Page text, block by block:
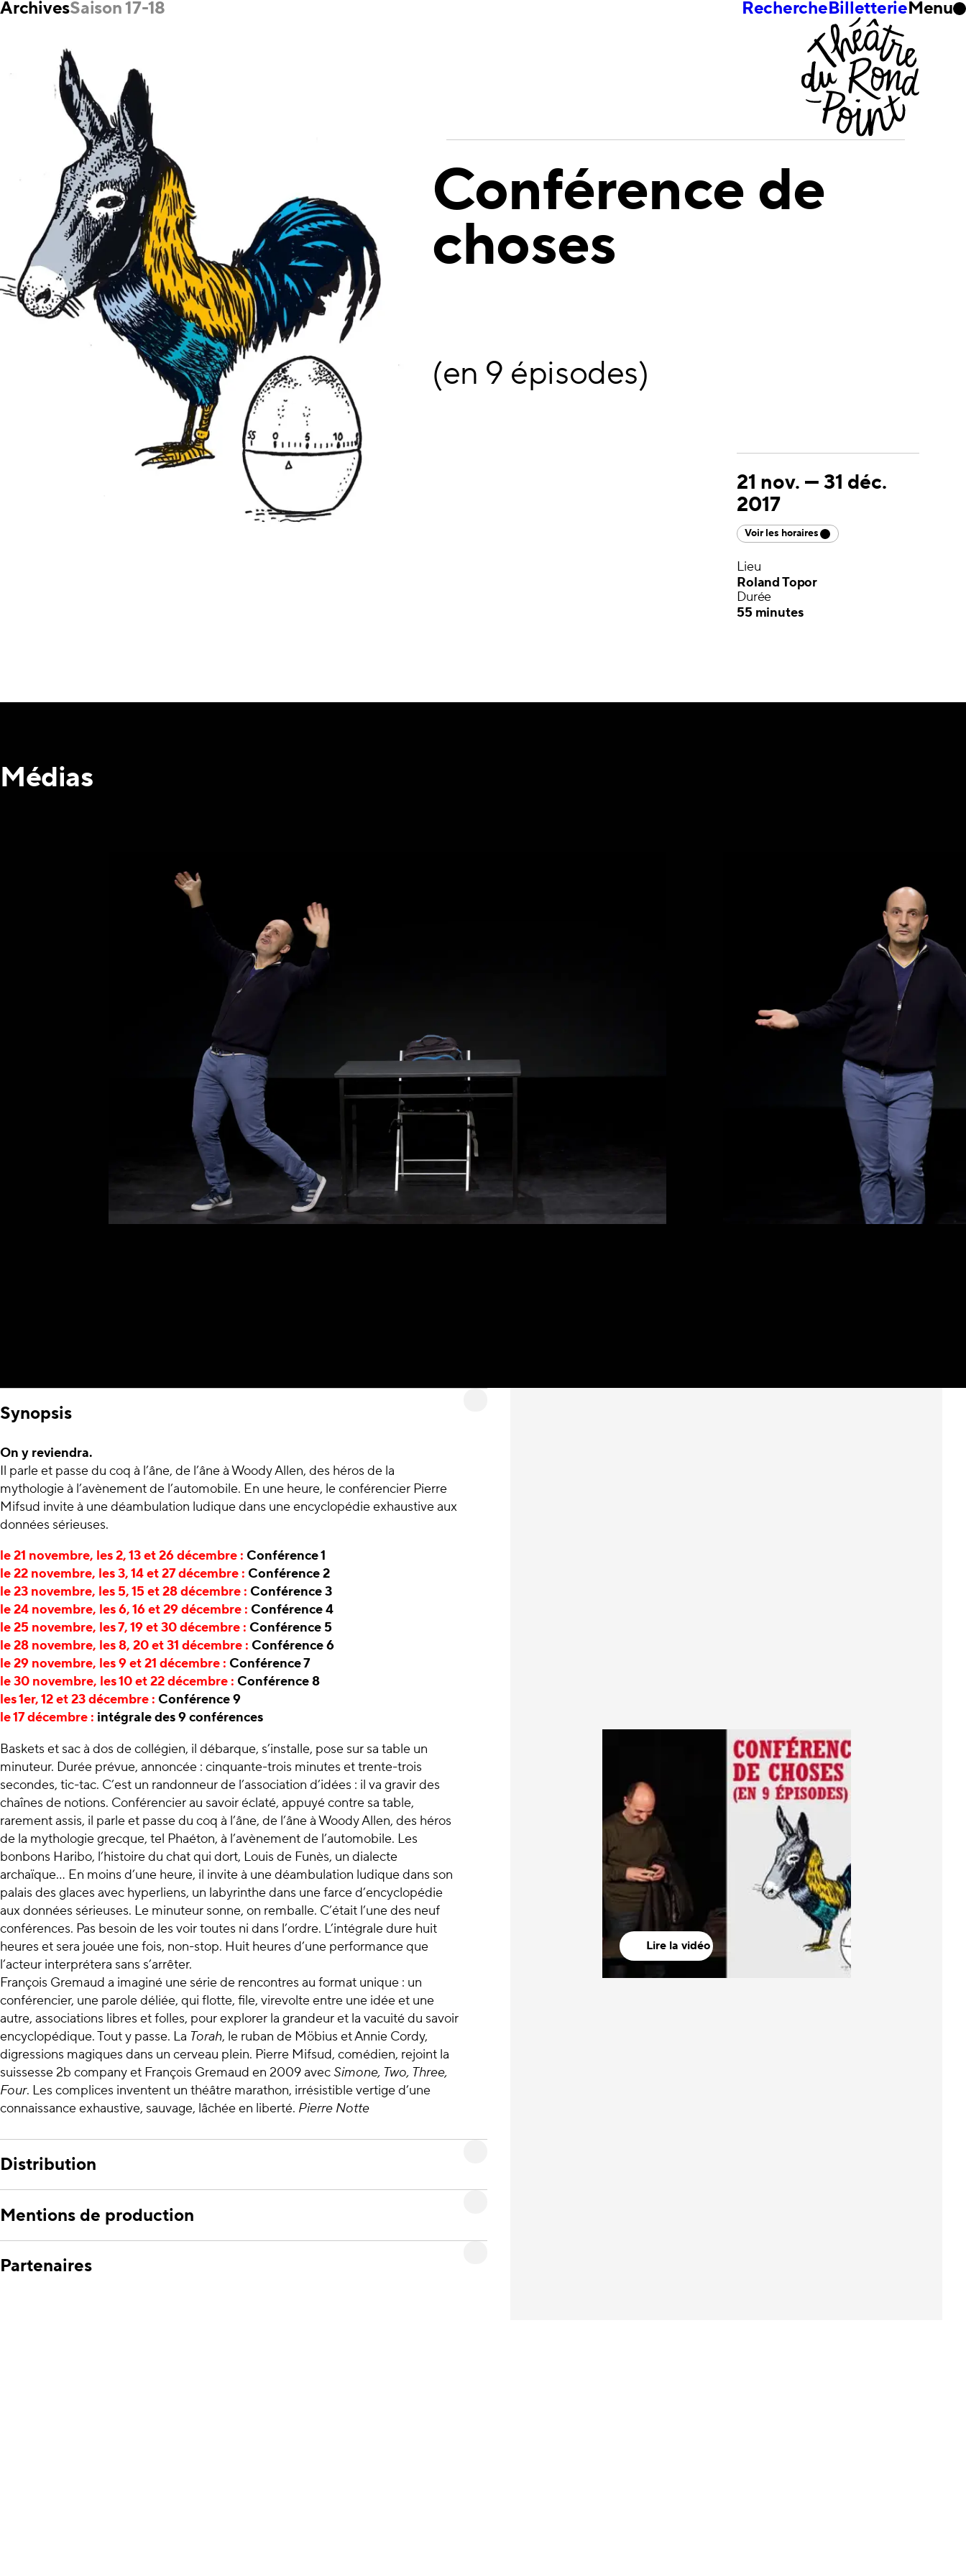
ArchivesSaison 17-18 RechercheBilletterieMenu
Conférence de
choses
(en 9 épisodes)
21 nov. —31 déc.
2017
Voir les horaires
Lieu
Roland Topor
Durée
55 minutes
Médias
Synopsis
On y reviendra.
Il parle et passe du coq à l’âne, de l’âne à Woody Allen, des héros de la
mythologie à l’avènement de l’automobile. En une heure, le conférencier Pierre
Mifsud invite à une déambulation ludique dans une encyclopédie exhaustive aux
données sérieuses.
le 21 novembre, les 2, 13 et 26 décembre : Conférence 1
le 22 novembre, les 3, 14 et 27 décembre : Conférence 2
le 23 novembre, les 5, 15 et 28 décembre : Conférence 3
le 24 novembre, les 6, 16 et 29 décembre : Conférence 4
le 25 novembre, les 7, 19 et 30 décembre : Conférence 5
le 28 novembre, les 8, 20 et 31 décembre : Conférence 6
le 29 novembre, les 9 et 21 décembre : Conférence 7
le 30 novembre, les 10 et 22 décembre : Conférence 8
les 1er, 12 et 23 décembre : Conférence 9
le 17 décembre : intégrale des 9 conférences
Baskets et sac à dos de collégien, il débarque, s’installe, pose sur sa table un
minuteur. Durée prévue, annoncée : cinquante-trois minutes et trente-trois
secondes, tic-tac. C’est un randonneur de l’association d’idées : il va gravir des
chaînes de notions. Conférencier au savoir éclaté, appuyé contre sa table,
rarement assis, il parle et passe du coq à l’âne, de l’âne à Woody Allen, des héros
de la mythologie grecque, tel Phaéton, à l’avènement de l’automobile. Les
bonbons Haribo, l’histoire du chat qui dort, Louis de Funès, un dialecte
archaïque... En moins d’une heure, il invite à une déambulation ludique dans son
palais des glaces avec hyperliens, un labyrinthe dans une farce d’encyclopédie
aux données sérieuses. Le minuteur sonne, on remballe. C’était l’une des neuf
conférences. Pas besoin de les voir toutes ni dans l’ordre. L’intégrale dure huit
heures et sera jouée une fois, non-stop. Huit heures d’une performance que
l’acteur interprétera sans s’arrêter.
François Gremaud a imaginé une série de rencontres au format unique : un
conférencier, une parole déliée, qui flotte, file, virevolte entre une idée et une
autre, associations libres et folles, pour explorer la grandeur et la vacuité du savoir
encyclopédique. Tout y passe. La Torah, le ruban de Möbius et Annie Cordy,
digressions magiques dans un cerveau plein. Pierre Mifsud, comédien, rejoint la
suissesse 2b company et François Gremaud en 2009 avecSimone, Two, Three,
Four. Les complices inventent un théâtre marathon, irrésistible vertige d’une
connaissance exhaustive, sauvage, lâchée en liberté. Pierre Notte
Distribution
Mentions de production
Partenaires
Lire la vidéo